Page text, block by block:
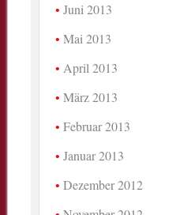
Juni 2013
Mai 2013
April 2013
März 2013
Februar 2013
Januar 2013
Dezember 2012